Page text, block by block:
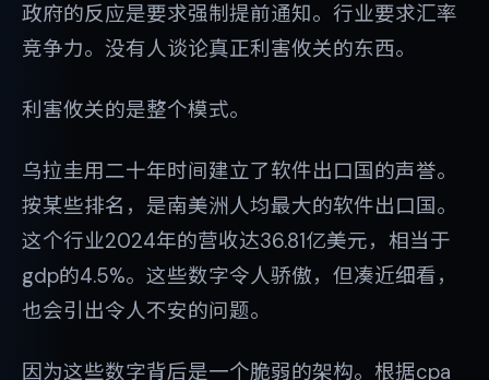
政府的反应是要求强制提前通知。行业要求汇率
竞争力。没有人谈论真正利害攸关的东西。
利害攸关的是整个模式。
乌拉圭用二十年时间建立了软件出口国的声誉。
按某些排名，是南美洲人均最大的软件出口国。
这个行业2024年的营收达36.81亿美元，相当于
gdp的4.5%。这些数字令人骄傲，但凑近细看，
也会引出令人不安的问题。
因为这些数字背后是一个脆弱的架构。根据cpa